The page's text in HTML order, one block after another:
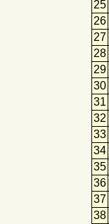
25
26
27
28
29
30
31
32
33
34
35
36
37
38